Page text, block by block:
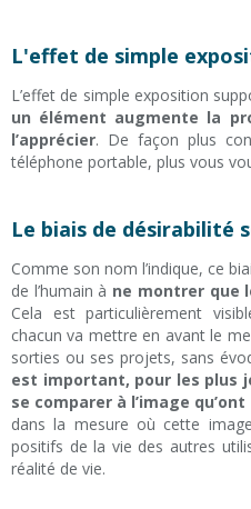
L'effet de simple
L’effet de simple exposition
un élément augmente la
l’apprécier. De façon plus
téléphone portable, plus vous
Le biais de désirabilité
Comme son nom l’indique, ce
de l’humain à ne montrer que
Cela est particulièrement
chacun va mettre en avant le
sorties ou ses projets, sans
est important, pour les plus
se comparer à l’image
dans la mesure où cette
positifs de la vie des autres
réalité de vie.